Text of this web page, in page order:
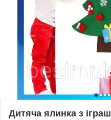
Дитяча ялинка з